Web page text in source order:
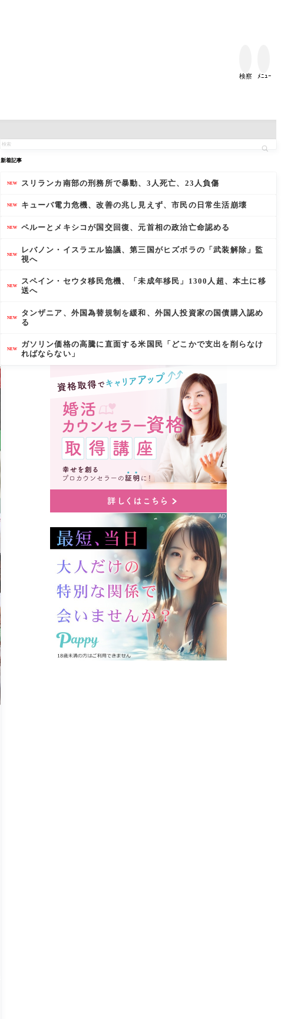
検察 ﾒﾆｭｰ
新着記事
NEW スリランカ南部の刑務所で暴動、3人死亡、23人負傷
NEW キューバ電力危機、改善の兆し見えず、市民の日常生活崩壊
NEW ペルーとメキシコが国交回復、元首相の政治亡命認める
NEW
レバノン・イスラエル協議、第三国がヒズボラの「武装解除」監
視へ
NEW
スペイン・セウタ移民危機、「未成年移民」1300人超、本土に移
送へ
NEW
タンザニア、外国為替規制を緩和、外国人投資家の国債購入認め
る
NEW
ガソリン価格の高騰に直面する米国民「どこかで支出を削らなけ
ればならない」